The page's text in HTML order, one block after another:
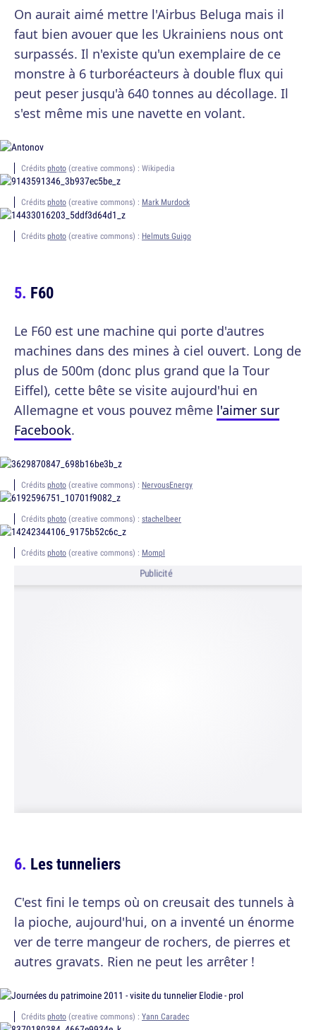
On aurait aimé mettre l'Airbus Beluga mais il
faut bien avouer que les Ukrainiens nous ont
surpassés. Il n'existe qu'un exemplaire de ce
monstre à 6 turboréacteurs à double flux qui
peut peser jusqu'à 640 tonnes au décollage. Il
s'est même mis une navette en volant.
Crédits photo (creative commons) : Wikipedia
Crédits photo (creative commons) : Mark Murdock
Crédits photo (creative commons) : Helmuts Guigo
F60
Le F60 est une machine qui porte d'autres
machines dans des mines à ciel ouvert. Long de
plus de 500m (donc plus grand que la Tour
Eiffel), cette bête se visite aujourd'hui en
Allemagne et vous pouvez même l'aimer sur
Facebook.
Crédits photo (creative commons) : NervousEnergy
Crédits photo (creative commons) : stachelbeer
Crédits photo (creative commons) : Mompl
Publicité
Les tunneliers
C'est fini le temps où on creusait des tunnels à
la pioche, aujourd'hui, on a inventé un énorme
ver de terre mangeur de rochers, de pierres et
autres gravats. Rien ne peut les arrêter !
Crédits photo (creative commons) : Yann Caradec